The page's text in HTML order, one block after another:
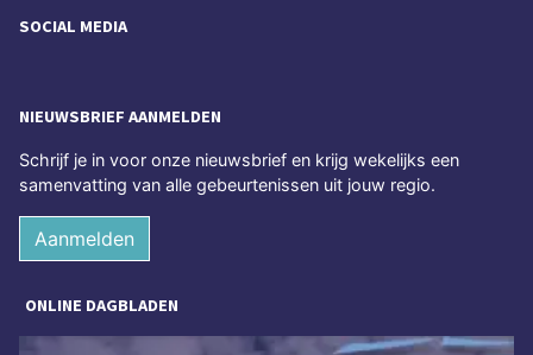
SOCIAL MEDIA
NIEUWSBRIEF AANMELDEN
Schrijf je in voor onze nieuwsbrief en krijg wekelijks een
samenvatting van alle gebeurtenissen uit jouw regio.
Aanmelden
ONLINE DAGBLADEN